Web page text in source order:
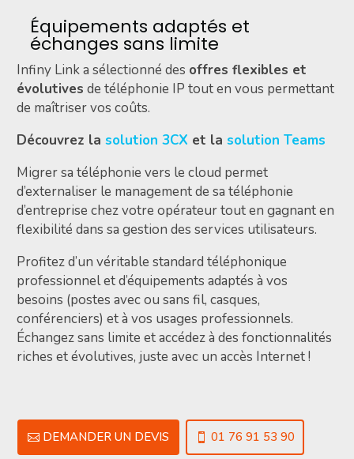
Équipements adaptés et
échanges sans limite
Infiny Link a sélectionné des offres flexibles et
évolutives de téléphonie IP tout en vous permettant
de maîtriser vos coûts.
Découvrez lasolution 3CX et lasolution Teams
Migrer sa téléphonie vers le cloud permet
d’externaliser le management de sa téléphonie
d’entreprise chez votre opérateur tout en gagnant en
flexibilité dans sa gestion des services utilisateurs.
Profitez d’un véritable standard téléphonique
professionnel et d’équipements adaptés à vos
besoins (postes avec ou sans fil, casques,
conférenciers) et à vos usages professionnels.
Échangez sans limite et accédez à des fonctionnalités
riches et évolutives, juste avec un accès Internet !
DEMANDER UN DEVIS 01 76 91 53 90